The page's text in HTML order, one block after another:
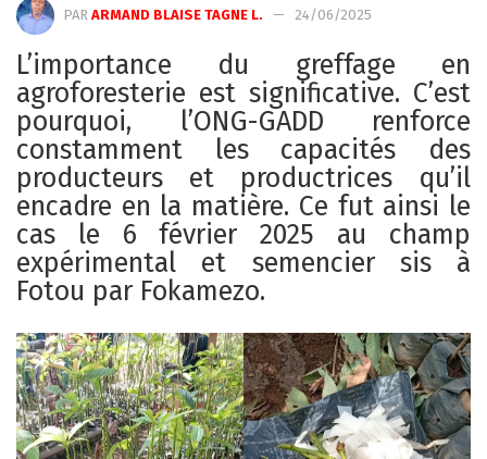
PAR ARMAND BLAISE TAGNE L. 24/06/2025
L’importance du greffage en
agroforesterie est significative. C’est
pourquoi, l’ONG-GADD renforce
constamment les capacités des
producteurs et productrices qu’il
encadre en la matière. Ce fut ainsi le
cas le 6 février 2025 au champ
expérimental et semencier sis à
Fotou par Fokamezo.